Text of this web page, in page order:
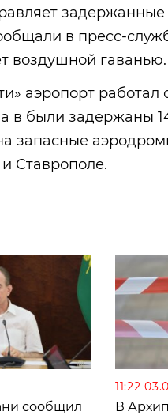
задержанные
в пресс-
воздушной гаванью.
аэропорт работал
в были задержаны
запасные
Ставрополе.
сообщил
11:22
В